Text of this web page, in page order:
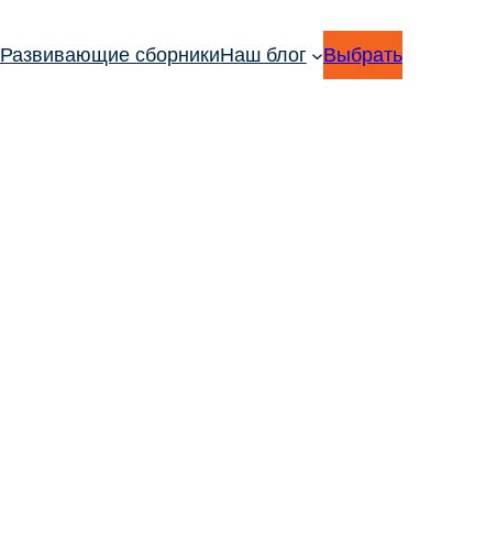
Развивающие сборникиНаш блог Выбрать